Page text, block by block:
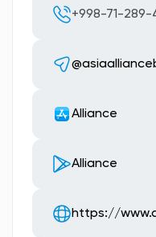
+998-71-
Alliance
Alliance
https://